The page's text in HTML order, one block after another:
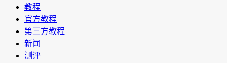
教程
官方教程
第三方教程
新闻
测评